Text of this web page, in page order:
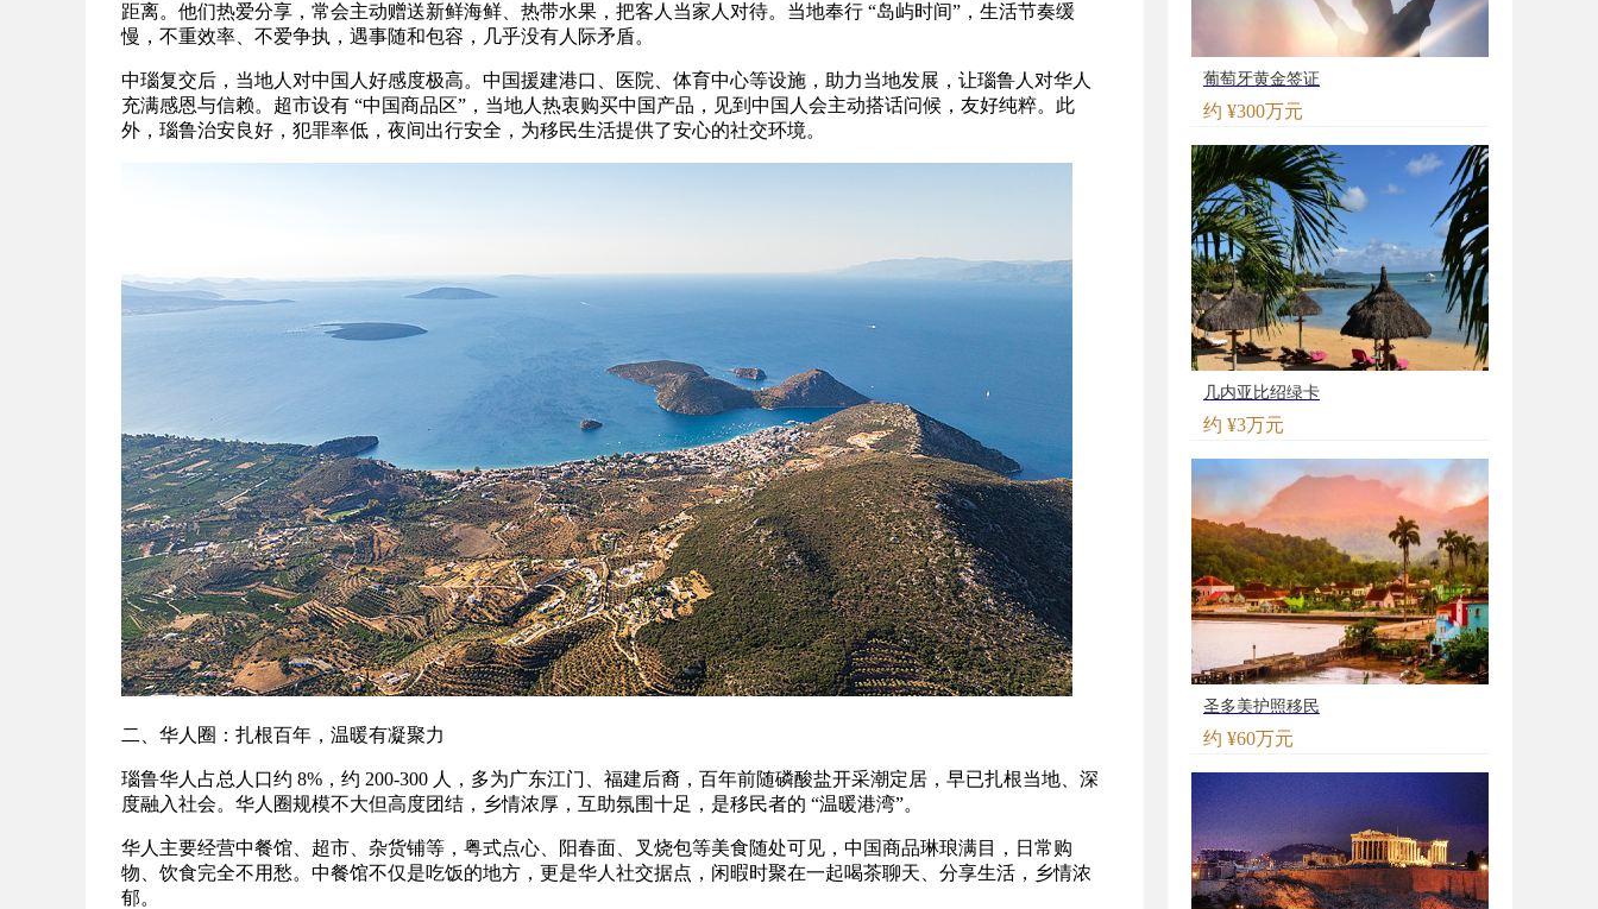
距离。他们热爱分享，常会主动赠送新鲜海鲜、热带水果，把客人当家人对待。当地奉行 “岛屿时间”，生活节奏缓
慢，不重效率、不爱争执，遇事随和包容，几乎没有人际矛盾。
中瑙复交后，当地人对中国人好感度极高。中国援建港口、医院、体育中心等设施，助力当地发展，让瑙鲁人对华人
充满感恩与信赖。超市设有 “中国商品区”，当地人热衷购买中国产品，见到中国人会主动搭话问候，友好纯粹。此
外，瑙鲁治安良好，犯罪率低，夜间出行安全，为移民生活提供了安心的社交环境。
二、华人圈：扎根百年，温暖有凝聚力
瑙鲁华人占总人口约 8%，约 200-300 人，多为广东江门、福建后裔，百年前随磷酸盐开采潮定居，早已扎根当地、深
度融入社会。华人圈规模不大但高度团结，乡情浓厚，互助氛围十足，是移民者的 “温暖港湾”。
华人主要经营中餐馆、超市、杂货铺等，粤式点心、阳春面、叉烧包等美食随处可见，中国商品琳琅满目，日常购
物、饮食完全不用愁。中餐馆不仅是吃饭的地方，更是华人社交据点，闲暇时聚在一起喝茶聊天、分享生活，乡情浓
郁。
葡萄牙黄金签证
约 ¥300万元
几内亚比绍绿卡
约 ¥3万元
圣多美护照移民
约 ¥60万元